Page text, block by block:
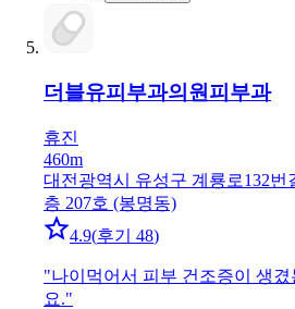
더블유피부과의원 피부과
휴진
460m
대전광역시 유성구 계룡로132번
층 207호 (봉명동)
4.9(후기 48)
"나이먹어서 피부 건조증이 생
요."